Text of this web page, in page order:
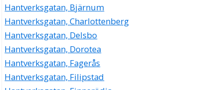
Hantverksgatan, Bjärnum
Hantverksgatan, Charlottenberg
Hantverksgatan, Delsbo
Hantverksgatan, Dorotea
Hantverksgatan, Fagerås
Hantverksgatan, Filipstad